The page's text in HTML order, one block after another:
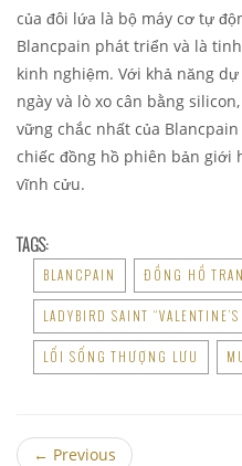
của đôi lứa là bộ máy cơ tự
Blancpain phát triển và là
kinh nghiệm. Với khả năng
ngày và lò xo cân bằng
vững chắc nhất của
chiếc đồng hồ phiên bản giới
vĩnh cửu.
TAGS:
BLANCPAIN ĐỒNG HỒ
LADYBIRD SAINT
LỐI SỐNG THƯỢNG LƯU
← Previous